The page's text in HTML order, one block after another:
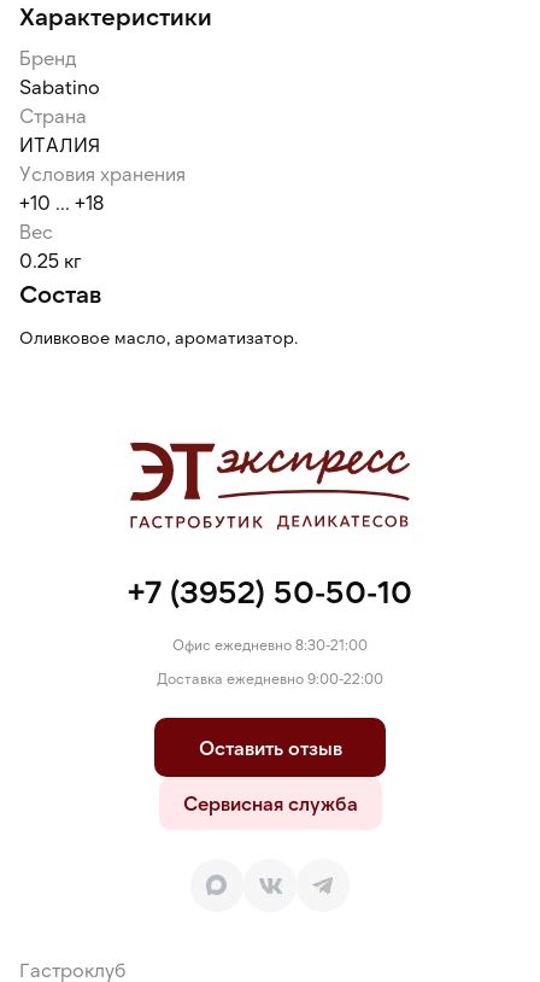
использовании.
Характеристики
Бренд
Sabatino
Страна
ИТАЛИЯ
Условия хранения
+10 ... +18
Вес
0.25 кг
Состав
Оливковое масло, ароматизатор.
+7 (3952) 50-50-10
Офис ежедневно 8:30-21:00
Доставка ежедневно 9:00-22:00
Оставить отзыв
Сервисная служба
Гастроклуб